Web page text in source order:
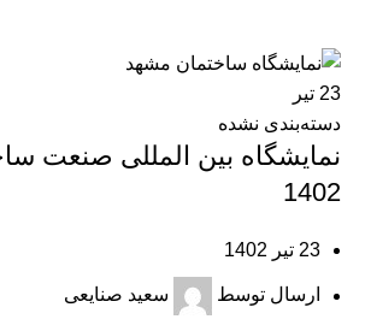
23 تیر
دسته‌بندی نشده
نمایشگاه بین المللی صنعت
1402
23 تیر 1402
ارسال توسط سعید صنایعی